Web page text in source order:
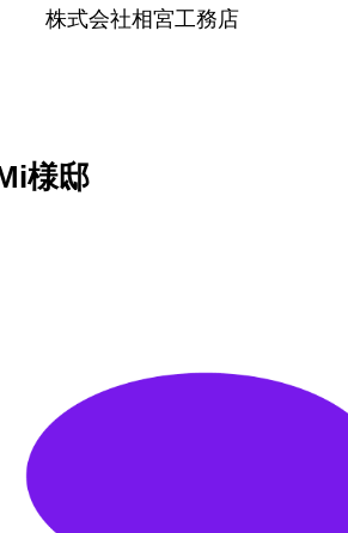
株式会社相宮工務店
様邸